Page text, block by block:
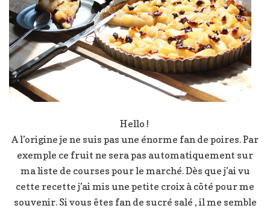
Hello !
A l’origine je ne suis pas une énorme fan de poires. Par
exemple ce fruit ne sera pas automatiquement sur
ma liste de courses pour le marché. Dès que j’ai vu
cette recette j’ai mis une petite croix à côté pour me
souvenir. Si vous êtes fan de sucré salé , il me semble